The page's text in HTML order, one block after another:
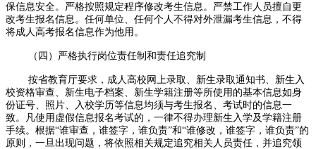
保信息安全。严格按照规定程序修改考生信息。严禁工作人员擅自更
改考生报名信息。任何单位、任何个人不得对外泄漏考生信息，不得
将成人高考报名信息作为他用。
（四）严格执行岗位责任制和责任追究制
按省教育厅要求，成人高校网上录取、新生录取通知书、新生入
校资格审查、新生电子档案、新生学籍注册等所使用的基本信息如身
份证号、照片、入校学历等信息均须与考生报名、考试时的信息一
致。凡使用虚假信息报名考试的，一律不得办理新生入学及学籍注册
手续。根据“谁审查，谁签字，谁负责”和“谁修改，谁签字，谁负责”的
原则，一旦出现问题，将依照相关规定追究相关人员责任，并追究领